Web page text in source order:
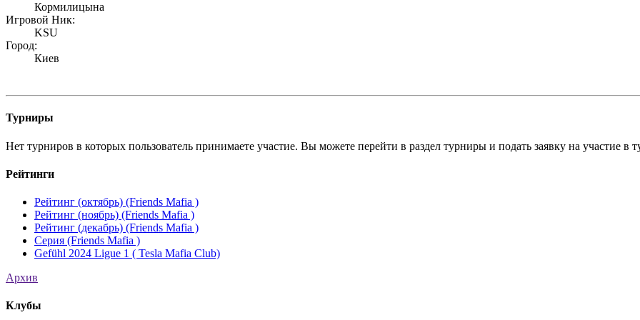
Кормилицына
Игровой Ник:
KSU
Город:
Киев
Турниры
Нет турниров в которых пользователь принимаете участие. Вы можете перейти в раздел турниры и подать заявку на участие в
Рейтинги
Рейтинг (октябрь) (Friends Mafia )
Рейтинг (ноябрь) (Friends Mafia )
Рейтинг (декабрь) (Friends Mafia )
Серия (Friends Mafia )
Gefühl 2024 Ligue 1 ( Tesla Mafia Club)
Архив
Клубы